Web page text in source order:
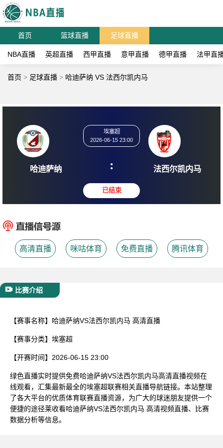
首页 篮球直播 足球直播
NBA直播 英超直播 西甲直播 意甲直播 德甲直播 法甲直
首页 > 足球直播 > 哈迪萨纳 VS 法西尔凯内马
哈迪萨纳
2026-06-15 23:00
: 法西尔
高清直播 咪咕体育 免费直播 腾讯体育
比赛介绍
【赛事名称】 哈迪萨纳VS法西尔凯内马 高清直播
【赛事分类】 埃塞超
【开赛时间】 2026-06-15 23:00
绿色直播实时提供免费哈迪萨纳VS法西尔凯内马高清直播视频在
线观看，汇集最新最全的埃塞超联赛相关直播导航链接。本站整理
了各大平台的优质体育联赛直播资源，为广大的球迷朋友提供一个
便捷的途径莱收看哈迪萨纳VS法西尔凯内马 高清视频直播、比赛
数据分析等信息。